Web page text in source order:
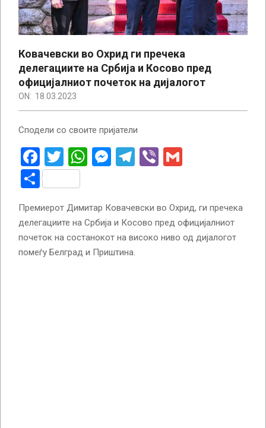
Ковачевски во Охрид ги пречека
делегациите на Србија и Косово пред
официјалниот почеток на дијалогот
ON: 18.03.2023
Сподели со своите пријатели
Facebook
Twitter
WhatsApp
Messenger
Telegram
Viber
Share
Премиерот Димитар Ковачевски во Охрид, ги пречека
делегациите на Србија и Косово пред официјалниот
почеток на состанокот на високо ниво од дијалогот
помеѓу Белград и Приштина.